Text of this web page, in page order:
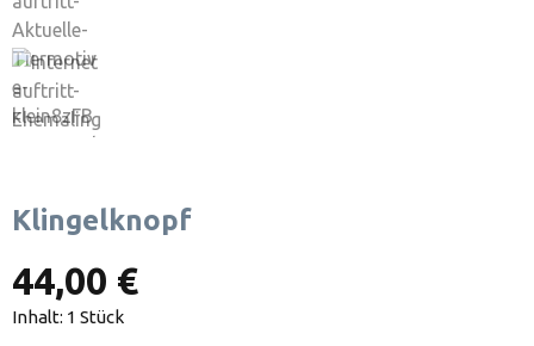
Klingelknopf
44,00 €
Inhalt: 1 Stück